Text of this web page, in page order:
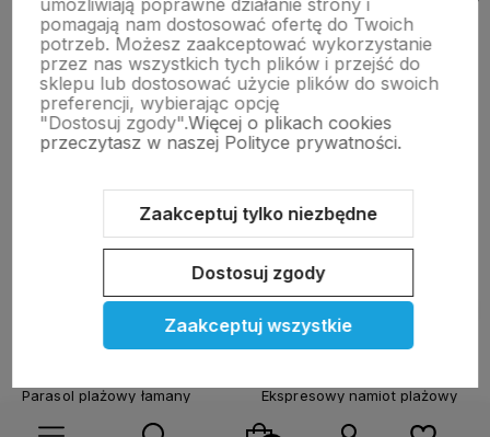
Wysyłka 24h
Wysyłka 24h
Wysyłka 24h
Parasol plażowy łamany
Do ulubionychWysyłka 24h
Wysyłka 24h
Wysyłka 24h
Ekspresowy namiot plażowy
umożliwiają poprawne działanie strony i
pomagają nam dostosować ofertę do Twoich
potrzeb. Możesz zaakceptować wykorzystanie
przez nas wszystkich tych plików i przejść do
sklepu lub dostosować użycie plików do swoich
preferencji, wybierając opcję
"Dostosuj zgody".Więcej o plikach cookies
przeczytasz w naszej Polityce prywatności.
Zaakceptuj tylko niezbędne
Dostosuj zgody
Zaakceptuj wszystkie